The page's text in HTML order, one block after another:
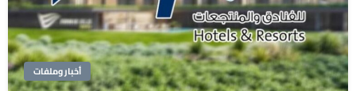
أخبار وملفات